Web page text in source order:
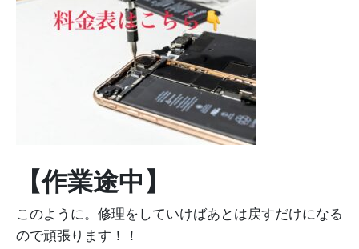
【作業途中】
このように。修理をしていけばあとは戻すだけになる
ので頑張ります！！